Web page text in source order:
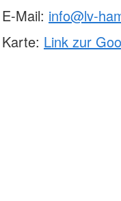
E-Mail: info@lv-
Karte: Link zur